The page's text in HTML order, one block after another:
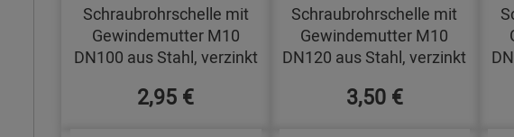
Schraubrohrschelle mit
Gewindemutter M10
DN100 aus Stahl, verzinkt
2,95 €
Schraubrohrschelle mit
Gewindemutter M10
DN120 aus Stahl, verzinkt
3,50 €